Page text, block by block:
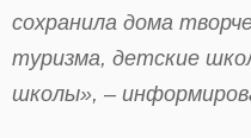
сохранила дома
туризма, детские
школы», –